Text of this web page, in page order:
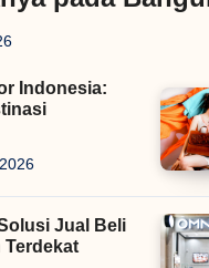
Indonesia:
Jual Beli
Terdekat